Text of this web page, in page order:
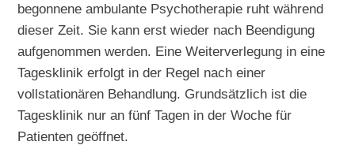
begonnene ambulante Psychotherapie ruht während
dieser Zeit. Sie kann erst wieder nach Beendigung
aufgenommen werden. Eine Weiterverlegung in eine
Tagesklinik erfolgt in der Regel nach einer
vollstationären Behandlung. Grundsätzlich ist die
Tagesklinik nur an fünf Tagen in der Woche für
Patienten geöffnet.